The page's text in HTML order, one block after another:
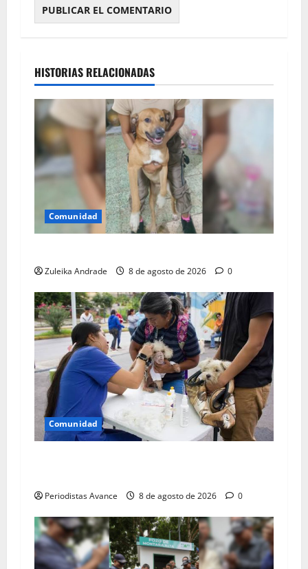
HISTORIAS RELACIONADAS
Comunidad
Zuleika Andrade 8 de agosto de 2026 0
Comunidad
Periodistas Avance 8 de agosto de 2026 0